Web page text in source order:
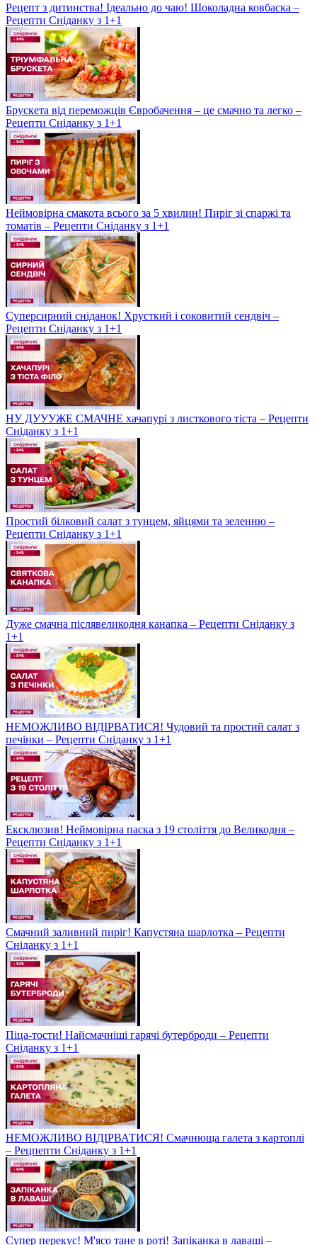
Рецепт з дитинства! Ідеально до чаю! Шоколадна ковбаска –
Рецепти Сніданку з 1+1
Брускета від переможців Євробачення – це смачно та легко –
Рецепти Сніданку з 1+1
Неймовірна смакота всього за 5 хвилин! Пиріг зі спаржі та
томатів – Рецепти Сніданку з 1+1
Суперсирний сніданок! Хрусткий і соковитий сендвіч –
Рецепти Сніданку з 1+1
НУ ДУУУЖЕ СМАЧНЕ хачапурі з листкового тіста – Рецепти
Сніданку з 1+1
Простий білковий салат з тунцем, яйцями та зеленню –
Рецепти Сніданку з 1+1
Дуже смачна післявеликодня канапка – Рецепти Сніданку з
1+1
НЕМОЖЛИВО ВІДІРВАТИСЯ! Чудовий та простий салат з
печінки – Рецепти Сніданку з 1+1
Ексклюзив! Неймовірна паска з 19 століття до Великодня –
Рецепти Сніданку з 1+1
Смачний заливний пиріг! Капустяна шарлотка – Рецепти
Сніданку з 1+1
Піца-тости! Найсмачніші гарячі бутерброди – Рецепти
Сніданку з 1+1
НЕМОЖЛИВО ВІДІРВАТИСЯ! Смачнюща галета з картоплі
– Рецпепти Сніданку з 1+1
Супер перекус! М'ясо тане в роті! Запіканка в лаваші –